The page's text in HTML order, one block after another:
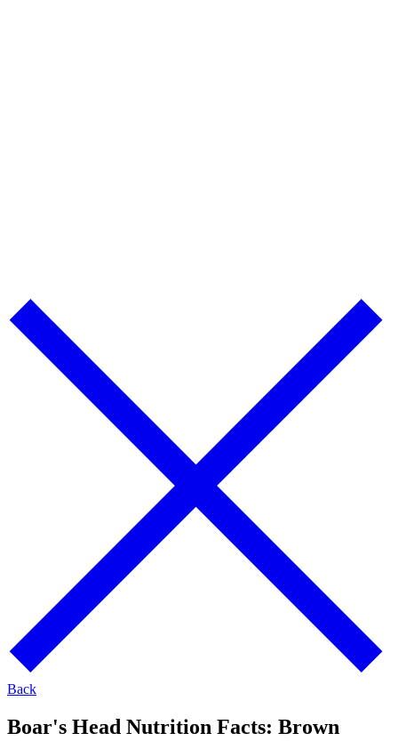
Back
Boar's Head Nutrition Facts: Brown